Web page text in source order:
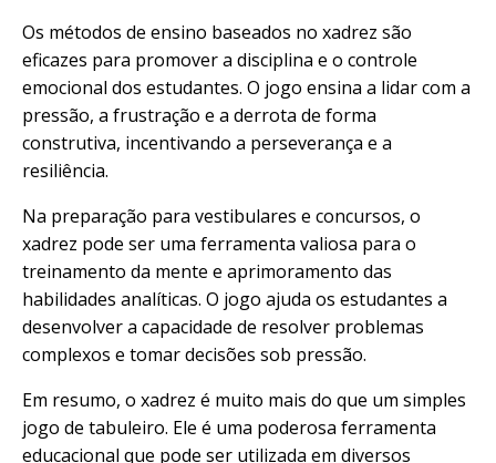
Os métodos de ensino baseados no xadrez são
eficazes para promover a disciplina e o controle
emocional dos estudantes. O jogo ensina a lidar com a
pressão, a frustração e a derrota de forma
construtiva, incentivando a perseverança e a
resiliência.
Na preparação para vestibulares e concursos, o
xadrez pode ser uma ferramenta valiosa para o
treinamento da mente e aprimoramento das
habilidades analíticas. O jogo ajuda os estudantes a
desenvolver a capacidade de resolver problemas
complexos e tomar decisões sob pressão.
Em resumo, o xadrez é muito mais do que um simples
jogo de tabuleiro. Ele é uma poderosa ferramenta
educacional que pode ser utilizada em diversos